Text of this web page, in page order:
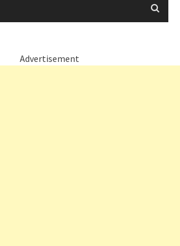
Advertisement